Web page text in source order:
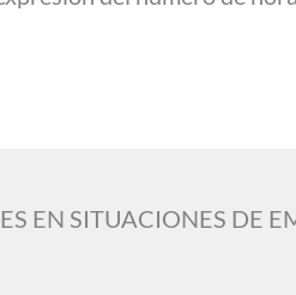
EN SITUACIONES DE